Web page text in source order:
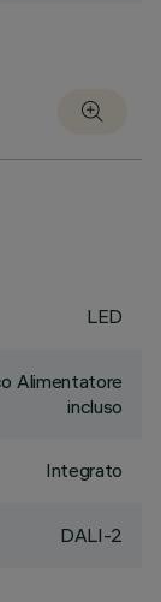
LED
Alimentatore
incluso
Integrato
DALI-2